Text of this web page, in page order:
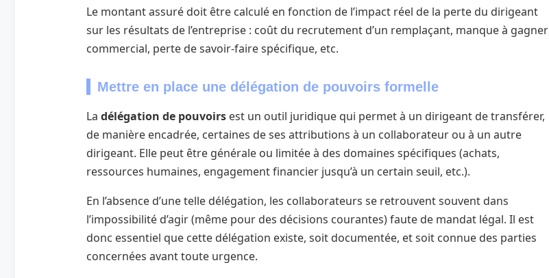
Le montant assuré doit être calculé en fonction de l’impact réel de la perte du dirigeant
sur les résultats de l’entreprise : coût du recrutement d’un remplaçant, manque à gagner
commercial, perte de savoir-faire spécifique, etc.
Mettre en place une délégation de pouvoirs formelle
La délégation de pouvoirs est un outil juridique qui permet à un dirigeant de transférer,
de manière encadrée, certaines de ses attributions à un collaborateur ou à un autre
dirigeant. Elle peut être générale ou limitée à des domaines spécifiques (achats,
ressources humaines, engagement financier jusqu’à un certain seuil, etc.).
En l’absence d’une telle délégation, les collaborateurs se retrouvent souvent dans
l’impossibilité d’agir (même pour des décisions courantes) faute de mandat légal. Il est
donc essentiel que cette délégation existe, soit documentée, et soit connue des parties
concernées avant toute urgence.